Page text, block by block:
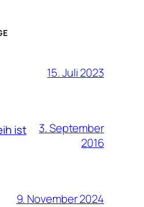
15. Juli 2023
ist
3. September
2016
9. November 2024